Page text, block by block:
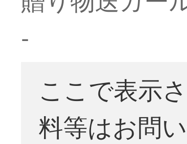
-
ここで表示
料等はお問